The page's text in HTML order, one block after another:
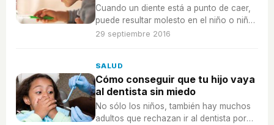
Cuando un diente está a punto de caer,
puede resultar molesto en el niño o niña
y queramos ayudarles a que caiga, pero
29 septiembre 2016
SALUD
Cómo conseguir que tu hijo vaya
al dentista sin miedo
No sólo los niños, también hay muchos
adultos que rechazan ir al dentista por